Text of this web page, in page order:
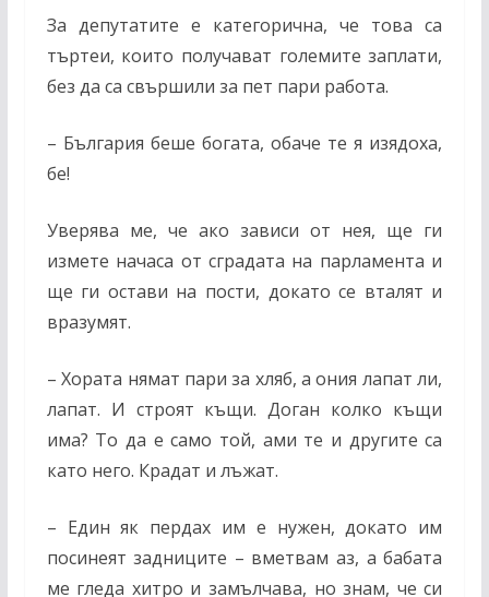
За депутатите е категорична, че това са
търтеи, които получават големите заплати,
без да са свършили за пет пари работа.
– България беше богата, обаче те я изядоха,
бе!
Уверява ме, че ако зависи от нея, ще ги
измете начаса от сградата на парламента и
ще ги остави на пости, докато се вталят и
вразумят.
– Хората нямат пари за хляб, а ония лапат ли,
лапат. И строят къщи. Доган колко къщи
има? То да е само той, ами те и другите са
като него. Крадат и лъжат.
– Един як пердах им е нужен, докато им
посинеят задниците – вметвам аз, а бабата
ме гледа хитро и замълчава, но знам, че си